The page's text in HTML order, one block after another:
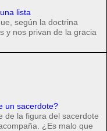
lista
según la doctrina
y nos privan de la gracia
un sacerdote?
de la figura del sacerdote
¿Es malo que